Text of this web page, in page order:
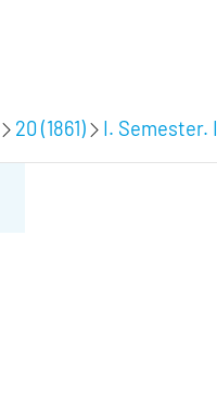
20 (1861) I. Semester.